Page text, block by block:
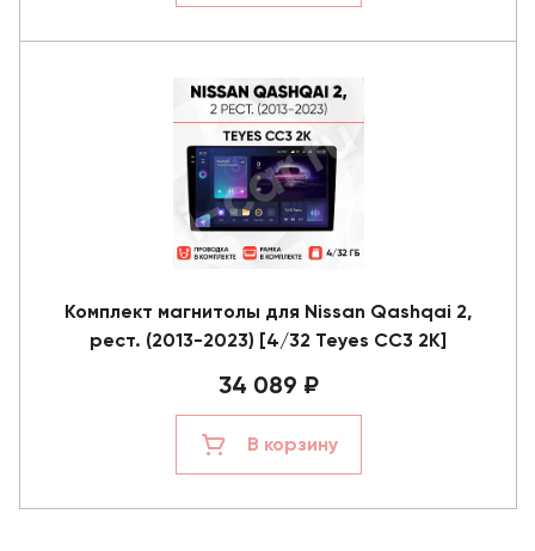
Комплект магнитолы для Nissan Qashqai 2,
рест. (2013-2023) [4/32 Teyes CC3 2K]
34 089 ₽
В корзину